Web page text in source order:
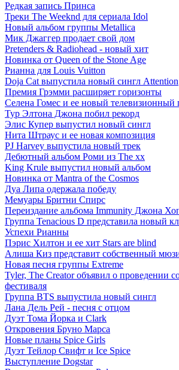
Редкая запись Принса
Треки The Weeknd для сериала Idol
Новый альбом группы Metallica
Мик Джаггер продает свой дом
Pretenders & Radiohead - новый хит
Новинка от Queen of the Stone Age
Рианна для Louis Vuitton
Doja Cat выпустила новый сингл Attention
Премия Грэмми расширяет горизонты
Селена Гомес и ее новый телевизионный
Тур Элтона Джона побил рекорд
Элис Купер выпустил новый сингл
Нита Штраус и ее новая композиция
PJ Harvey выпустила новый трек
Дебютный альбом Роми из The xx
King Krule выпустил новый альбом
Новинка от Mantra of the Cosmos
Дуа Липа одержала победу
Мемуары Бритни Спирс
Переиздание альбома Immunity Джона
Группа Tenacious D представила новый
Успехи Рианны
Пэрис Хилтон и ее хит Stars are blind
Алиша Киз представит собственный
Новая песня группы Extreme
Tyler, The Creator объявил о проведении
фестиваля
Группа BTS выпустила новый сингл
Лана Дель Рей - песня с отцом
Дуэт Тома Йорка и Clark
Откровения Бруно Марса
Новые планы Spice Girls
Дуэт Тейлор Свифт и Ice Spice
Выступление Dogstar